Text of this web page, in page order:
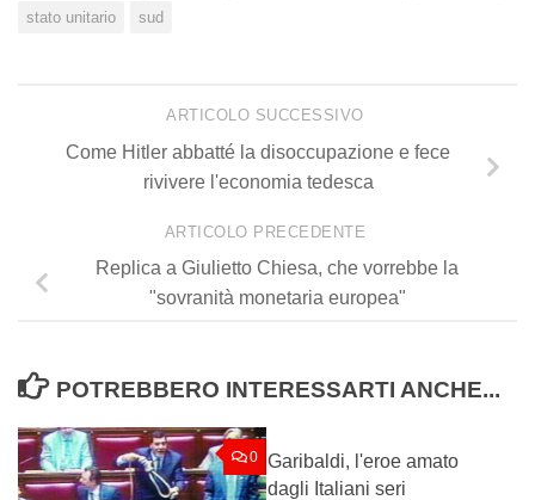
stato unitario
sud
ARTICOLO SUCCESSIVO
Come Hitler abbatté la disoccupazione e fece
rivivere l'economia tedesca
ARTICOLO PRECEDENTE
Replica a Giulietto Chiesa, che vorrebbe la
"sovranità monetaria europea"
POTREBBERO INTERESSARTI ANCHE...
0 Garibaldi, l'eroe amato
dagli Italiani seri